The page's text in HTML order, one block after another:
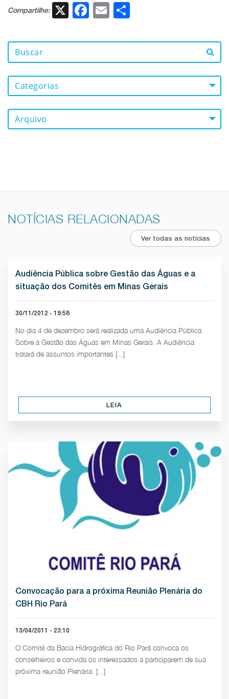
Compartilhe: X Facebook
Email
Categorias
Arquivo
NOTÍCIAS RELACIONADAS
Ver todas as notícias
Audiência Pública sobre Gestão das Águas e a
situação dos Comitês em Minas Gerais
30/11/2012 - 19:58
No dia 4 de dezembro será realizada uma Audiência Pública
Sobre a Gestão das Águas em Minas Gerais. A Audiência
tratará de assuntos importantes [...]
LEIA
Convocação para a próxima Reunião Plenária do
CBH Rio Pará
13/04/2011 - 23:10
O Comitê da Bacia Hidrográfica do Rio Pará convoca os
conselheiros e convida os interessados a participarem de sua
próxima reunião Plenária. [...]